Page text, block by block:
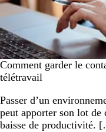
Comment garder le
télétravail
Passer d’un
peut apporter son lot de
baisse de productivité.